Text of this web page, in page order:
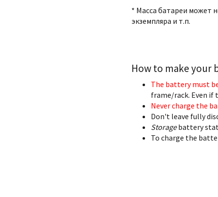
* Масса батареи может
экземпляра и т.п.
How to make your
The battery must
frame/rack. Even if
Never charge the
Don't leave fully
Storagebattery
To charge the